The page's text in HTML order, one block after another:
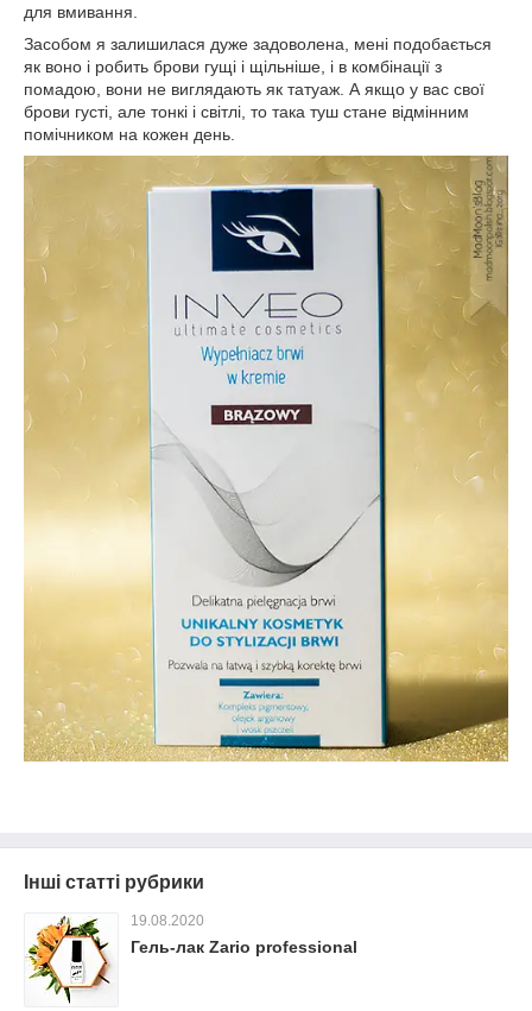
для вмивання.
Засобом я залишилася дуже задоволена, мені подобається
як воно і робить брови гущі і щільніше, і в комбінації з
помадою, вони не виглядають як татуаж. А якщо у вас свої
брови густі, але тонкі і світлі, то така туш стане відмінним
помічником на кожен день.
Інші статті рубрики
19.08.2020
Гель-лак Zario professional